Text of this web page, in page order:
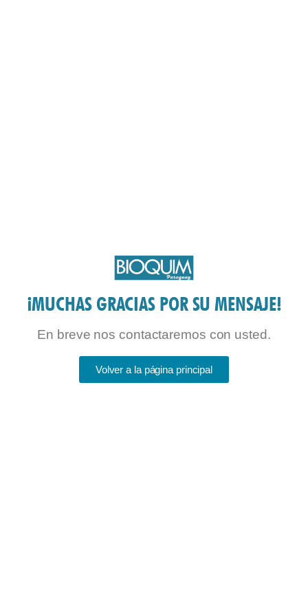
¡MUCHAS GRACIAS POR SU MENSAJE!
En breve nos contactaremos con usted.
Volver a la página principal